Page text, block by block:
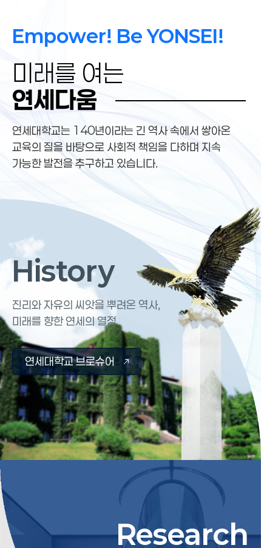
미래를 여는 연세다움
Empower! Be YONSEI!
미래를 여는
연세다움
연세대학교는 140년이라는 긴 역사 속에서 쌓아온
교육의 질을 바탕으로 사회적 책임을 다하며 지속
가능한 발전을 추구하고 있습니다.
History
History
진리와 자유의 씨앗을 뿌려온 역사,
미래를 향한 연세의 열정
연세대학교 브로슈어
ResearchResearch